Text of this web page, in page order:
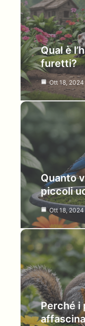
Qual è
furetti?
Ott 18, 2024
Quanto
piccoli
Ott 18, 2024
Perché i